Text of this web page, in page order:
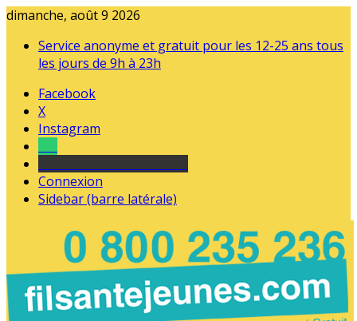
dimanche, août 9 2026
Service anonyme et gratuit pour les 12-25 ans tous
les jours de 9h à 23h
Facebook
X
Instagram
Connexion
Sidebar (barre latérale)